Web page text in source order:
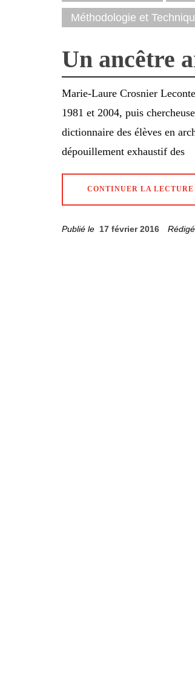
Méthodologie et
Un ancêtre
Marie-Laure Crosnier
1981 et 2004, puis
dictionnaire des élèves en
dépouillement exhaustif des
CONTINUER LA LECTURE
Publié le 17 février 2016